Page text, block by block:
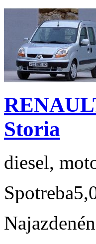
Storia
diesel,
Spotreba
Najazdené